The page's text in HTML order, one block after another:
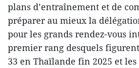
plans d’entraînement et de
préparer au mieux la
pour les grands rendez-vous
premier rang desquels figurent
33 en Thaïlande fin 2025 et les